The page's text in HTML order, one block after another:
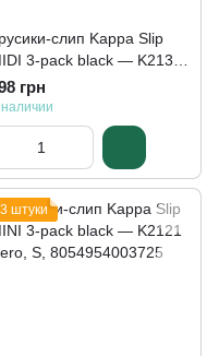
слип Kappa Slip
3-pack black — K2131
грн
3 штуки